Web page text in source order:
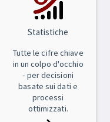
Statistiche
Tutte le cifre chiave
in un colpo d'occhio
- per decisioni
basate sui dati e
processi
ottimizzati.